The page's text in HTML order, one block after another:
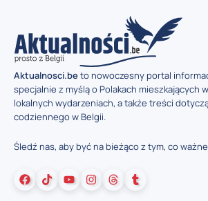
Aktualnosci.beto nowoczesny portal
specjalnie z myślą o Polakach mieszkających
lokalnych wydarzeniach, a także treści
codziennego w Belgii.
Śledź nas, aby być na bieżąco z tym, co